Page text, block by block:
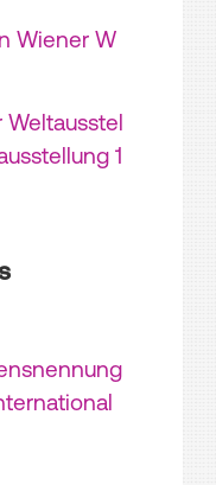
Wiener W
Weltausstel
1